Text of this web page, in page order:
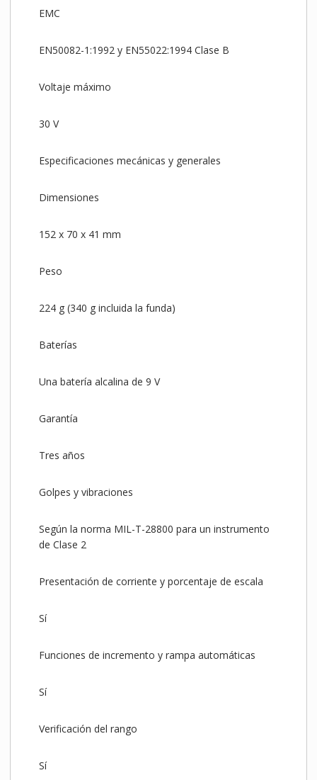
EMC
EN50082-1:1992 y EN55022:1994 Clase B
Voltaje máximo
30 V
Especificaciones mecánicas y generales
Dimensiones
152 x 70 x 41 mm
Peso
224 g (340 g incluida la funda)
Baterías
Una batería alcalina de 9 V
Garantía
Tres años
Golpes y vibraciones
Según la norma MIL-T-28800 para un instrumento
de Clase 2
Presentación de corriente y porcentaje de escala
Sí
Funciones de incremento y rampa automáticas
Sí
Verificación del rango
Sí